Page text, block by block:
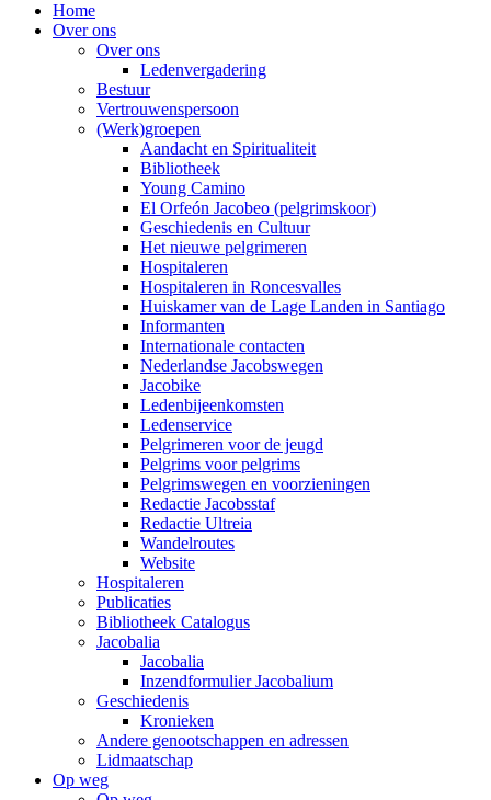
Home
Over ons
Over ons
Ledenvergadering
Bestuur
Vertrouwenspersoon
(Werk)groepen
Aandacht en Spiritualiteit
Bibliotheek
Young Camino
El Orfeón Jacobeo (pelgrimskoor)
Geschiedenis en Cultuur
Het nieuwe pelgrimeren
Hospitaleren
Hospitaleren in Roncesvalles
Huiskamer van de Lage Landen in Santiago
Informanten
Internationale contacten
Nederlandse Jacobswegen
Jacobike
Ledenbijeenkomsten
Ledenservice
Pelgrimeren voor de jeugd
Pelgrims voor pelgrims
Pelgrimswegen en voorzieningen
Redactie Jacobsstaf
Redactie Ultreia
Wandelroutes
Website
Hospitaleren
Publicaties
Bibliotheek Catalogus
Jacobalia
Jacobalia
Inzendformulier Jacobalium
Geschiedenis
Kronieken
Andere genootschappen en adressen
Lidmaatschap
Op weg